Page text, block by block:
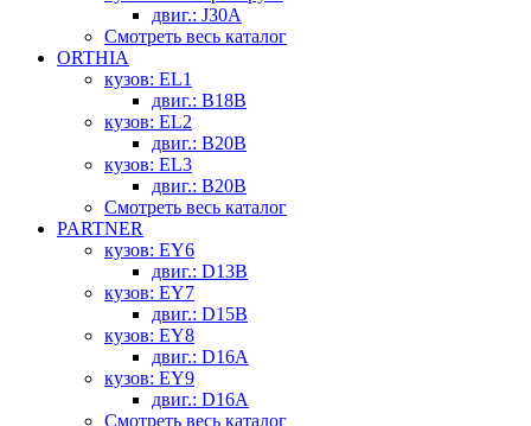
двиг.: J30A
Смотреть весь каталог
ORTHIA
кузов: EL1
двиг.: B18B
кузов: EL2
двиг.: B20B
кузов: EL3
двиг.: B20B
Смотреть весь каталог
PARTNER
кузов: EY6
двиг.: D13B
кузов: EY7
двиг.: D15B
кузов: EY8
двиг.: D16A
кузов: EY9
двиг.: D16A
Смотреть весь каталог